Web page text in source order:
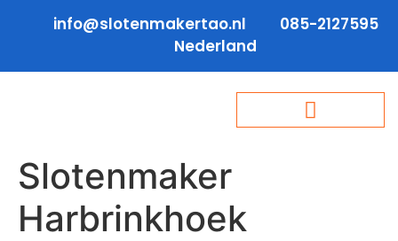
info@slotenmakertao.nl
085-2127595
Nederland
Slotenmaker
Harbrinkhoek